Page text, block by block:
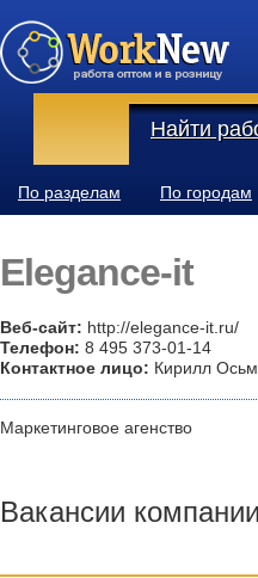
Найти
По разделам По городам
Elegance-it
Веб-сайт: http://elegance-it.ru/
Телефон: 8 495 373-01-14
Контактное лицо: Кирилл
Маркетинговое агенство
Вакансии компании